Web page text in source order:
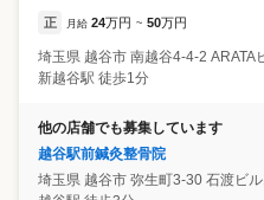
正 月給 24万円 ~ 50万円
埼玉県 越谷市 南越谷4-4-2 ARATA
新越谷駅 徒歩1分
他の店舗でも募集しています
越谷駅前鍼灸整骨院
埼玉県 越谷市 弥生町3-30 石渡ビ